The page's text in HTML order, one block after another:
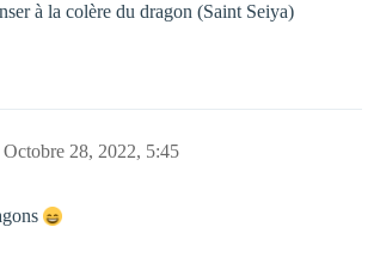
à la colère du dragon (Saint Seiya)
Octobre 28, 2022, 5:45